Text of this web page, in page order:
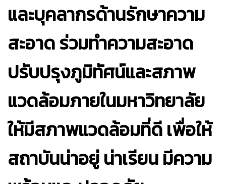
และบุคลากรด้านรักษาความ
สะอาด ร่วมทำความสะอาด
ปรับปรุงภูมิทัศน์และสภาพ
แวดล้อมภายในมหาวิทยาลัย
ให้มีสภาพแวดล้อมที่ดี เพื่อให้
สถาบันน่าอยู่ น่าเรียน มีความ